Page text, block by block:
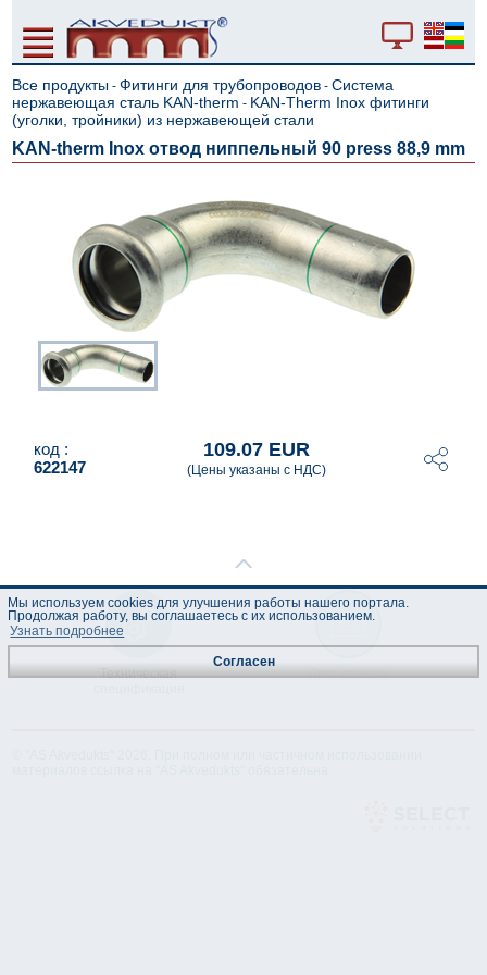
Все продукты -Фитинги для трубопроводов -Система
нержавеющая сталь KAN-therm - KAN-Therm Inox фитинги
(уголки, тройники) из нержавеющей стали
KAN-therm Inox отвод ниппельный 90 press 88,9 mm
код :
622147
109.07 EUR
(Цены указаны с НДС)
Техническая
Лист данных
Мы используем cookies для улучшения работы нашего портала.
Продолжая работу, вы соглашаетесь с их использованием.
Узнать подробнее
Согласен